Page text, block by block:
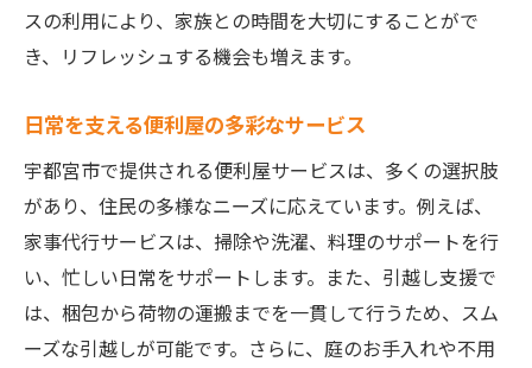
スの利用により、家族との時間を大切にすることがで
き、リフレッシュする機会も増えます。
日常を支える便利屋の多彩なサービス
宇都宮市で提供される便利屋サービスは、多くの選択肢
があり、住民の多様なニーズに応えています。例えば、
家事代行サービスは、掃除や洗濯、料理のサポートを行
い、忙しい日常をサポートします。また、引越し支援で
は、梱包から荷物の運搬までを一貫して行うため、スム
ーズな引越しが可能です。さらに、庭のお手入れや不用